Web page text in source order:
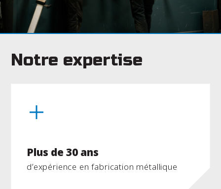
Notre expertise
Plus de 30 ans
d’expérience en fabrication métallique